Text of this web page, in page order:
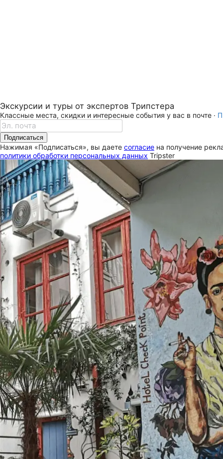
Экскурсии и туры от экспертов Трипстера
Классные места, скидки и интересные события у вас в почте ·
Подписаться
Нажимая «Подписаться», вы даете согласие на получение
политики обработки персональных данных Tripster